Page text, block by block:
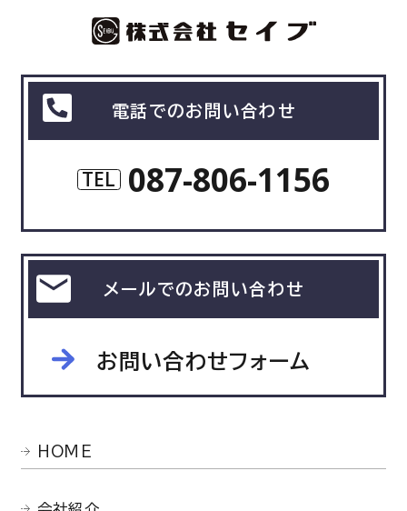
電話でのお問い合わせ
TEL 087-806-1156
メールでのお問い合わせ
お問い合わせフォーム
HOME